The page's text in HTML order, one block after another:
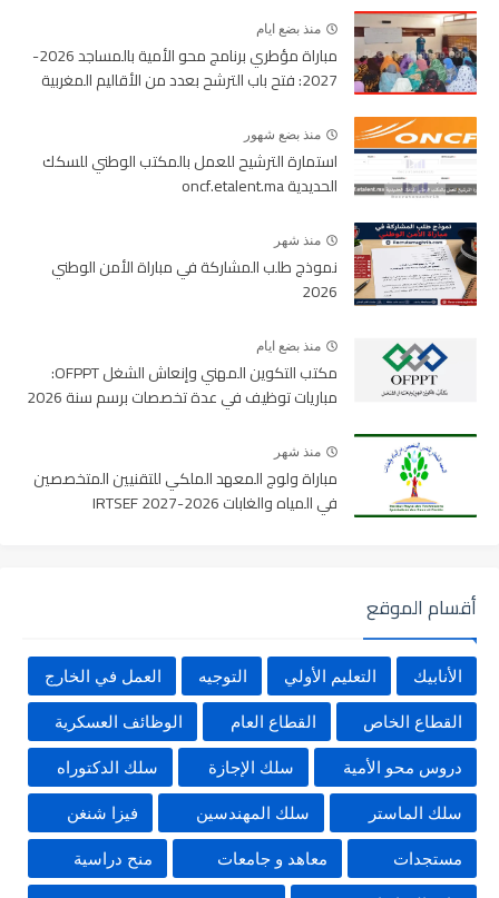
منذ بضع ايام
مباراة مؤطري برنامج محو الأمية بالمساجد 2026-
2027: فتح باب الترشح بعدد من الأقاليم المغربية
منذ بضع شهور
استمارة الترشيح للعمل بالمكتب الوطني للسكك
الحديدية oncf.etalent.ma
منذ شهر
نموذج طلب المشاركة في مباراة الأمن الوطني
2026
منذ بضع ايام
مكتب التكوين المهني وإنعاش الشغل OFPPT:
مباريات توظيف في عدة تخصصات برسم سنة 2026
منذ شهر
مباراة ولوج المعهد الملكي للتقنيين المتخصصين
في المياه والغابات 2026-2027 IRTSEF
أقسام الموقع
الأنابيك التعليم الأولي التوجيه العمل في الخارج
القطاع الخاص القطاع العام الوظائف العسكرية
دروس محو الأمية سلك الإجازة سلك الدكتوراه
سلك الماستر سلك المهندسين فيزا شنغن
مستجدات معاهد و جامعات منح دراسية